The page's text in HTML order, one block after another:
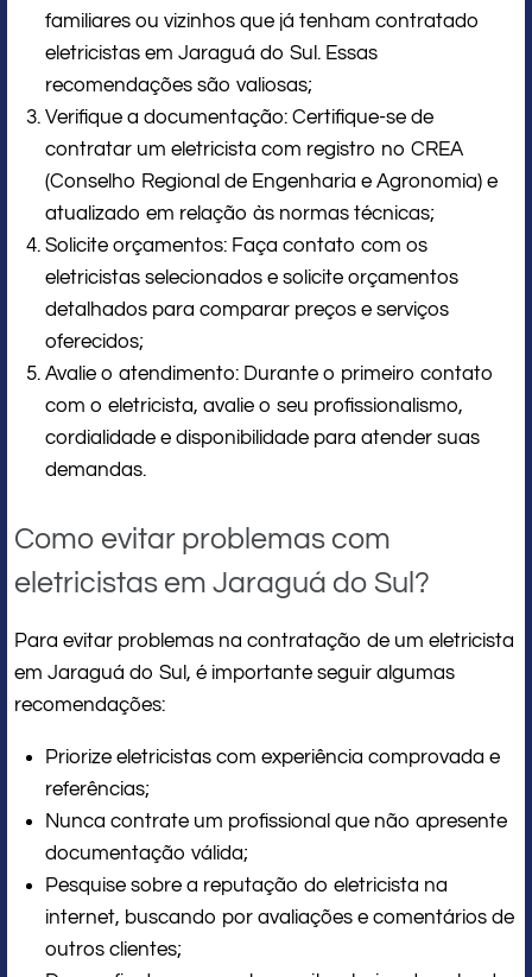
familiares ou vizinhos que já tenham contratado
eletricistas em Jaraguá do Sul. Essas
recomendações são valiosas;
Verifique a documentação: Certifique-se de
contratar um eletricista com registro no CREA
(Conselho Regional de Engenharia e Agronomia) e
atualizado em relação às normas técnicas;
Solicite orçamentos: Faça contato com os
eletricistas selecionados e solicite orçamentos
detalhados para comparar preços e serviços
oferecidos;
Avalie o atendimento: Durante o primeiro contato
com o eletricista, avalie o seu profissionalismo,
cordialidade e disponibilidade para atender suas
demandas.
Como evitar problemas com
eletricistas em Jaraguá do Sul?
Para evitar problemas na contratação de um eletricista
em Jaraguá do Sul, é importante seguir algumas
recomendações:
Priorize eletricistas com experiência comprovada e
referências;
Nunca contrate um profissional que não apresente
documentação válida;
Pesquise sobre a reputação do eletricista na
internet, buscando por avaliações e comentários de
outros clientes;